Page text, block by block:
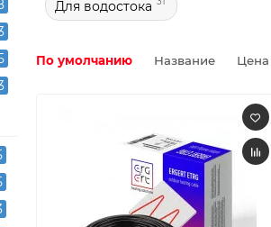
Для водостока
По умолчанию Название Цена